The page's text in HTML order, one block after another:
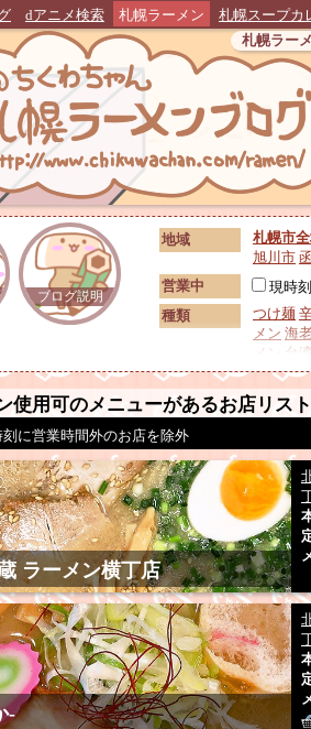
dアニメ検索 札幌ラーメン
札幌スープカ
札幌ラー
ブログ説明
地域 札幌市
旭川市
営業中
現時
種類
つけ麺
メン 海
メン
台
メン 広
トッピング
カツラー
シュー
スープ
鶏スープ
ラーメン
系統
札幌味噌
ン
メニュー
チャー
食メニ
お得
ワンコイ
ーポン券
製麺会社
自家製麺
幌製麺
サービス
半麺割
業 早め
使用可のメニューがあるお店リスト
刻に営業時間外のお店を除外
ラーメン横丁店
-